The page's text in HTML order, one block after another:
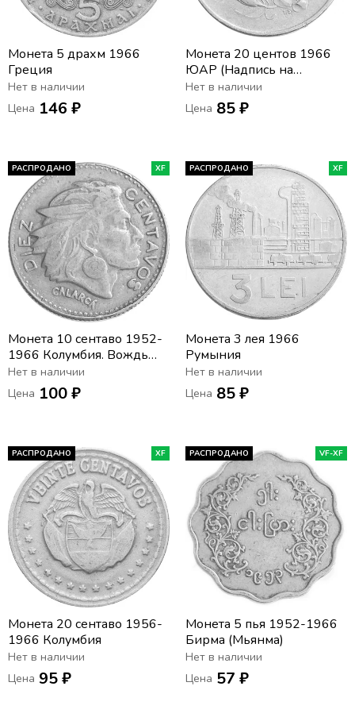
Монета 5 драхм 1966
Греция
Нет в наличии
Цена 146 ₽
Монета 20 центов 1966
ЮАР (Надпись на
английском языке -
"SOUTH AFRICA")
Нет в наличии
Цена 85 ₽
РАСПРОДАНО XF
Монета 10 сентаво 1952-
1966 Колумбия. Вождь
Каларка
Нет в наличии
Цена 100 ₽
РАСПРОДАНО XF
Монета 3 лея 1966
Румыния
Нет в наличии
Цена 85 ₽
РАСПРОДАНО XF
Монета 20 сентаво 1956-
1966 Колумбия
Нет в наличии
Цена 95 ₽
РАСПРОДАНО VF-XF
Монета 5 пья 1952-1966
Бирма (Мьянма)
Нет в наличии
Цена 57 ₽